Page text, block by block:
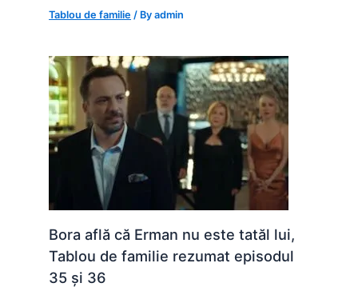
Tablou de familie / Byadmin
Bora află că Erman nu este tatăl lui,
Tablou de familie rezumat episodul
35 și 36